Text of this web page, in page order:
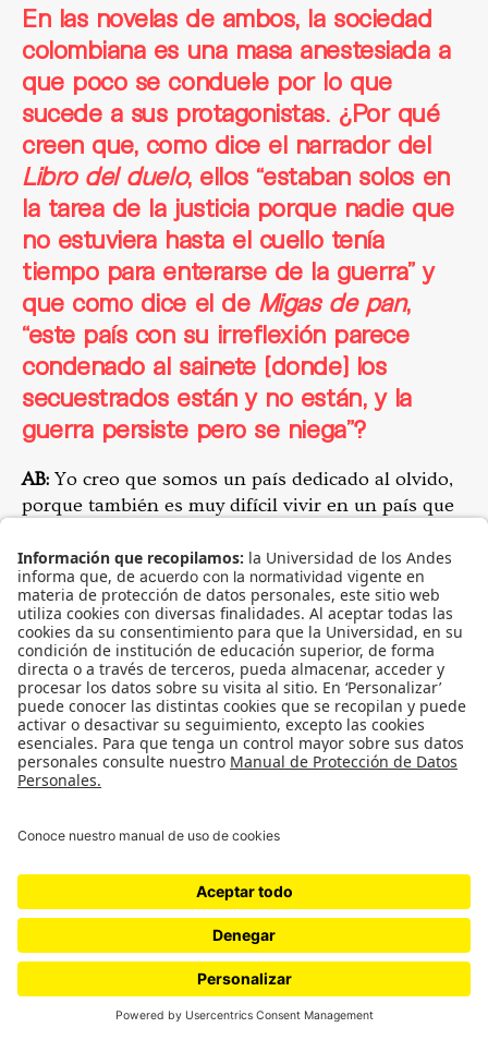
En las novelas de ambos, la sociedad
colombiana es una masa anestesiada a
que poco se conduele por lo que
sucede a sus protagonistas.¿Por qué
creen que, como dice el narrador del
Libro del duelo, ellos “estaban solos en
la tarea de la justicia porque nadie que
no estuviera hasta el cuello tenía
tiempo para enterarse de la guerra” y
que como dice el de Migas de pan,
“este país con su irreflexión parece
condenado al sainete [donde] los
secuestrados están y no están, y la
guerra persiste pero se niega”?
AB: Yo creo que somos un país dedicado al olvido,
porque también es muy difícil vivir en un país que
de borrar lo que pasa de manera casi inmediata y
además creemos que basta por ejemplo con tumbar
el edificio del Palacio de Justicia y ya no vamos a
recordarlo que pasó allí, o cambiarle el nombre al
Palacio de la Inquisición de Cartagena por el de
Museo Histórico para desdibujar lo que realmente
pasaba allí (y sobre lo cual trata la novela en que
estoy trabajando ahora).
Creo que tenemos una lógica necesidad de olvido,
propia historia tienden a cometer los mismos
RSS:Yo creo que es difícil que la gente pare para
atender el drama de la guerra por muchas razones,
incluyendo el hecho de que dedicarse a la
compasión -y es un tema que me está interesando
ahora- enferma. Hay desgaste por compasión. No